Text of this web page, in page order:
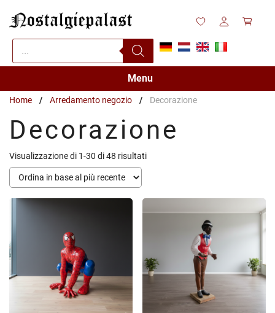
contenuto
Products
search
Menu
Home / Arredamento negozio / Decorazione
Decorazione
Visualizzazione di 1-30 di 48 risultatiOrdina